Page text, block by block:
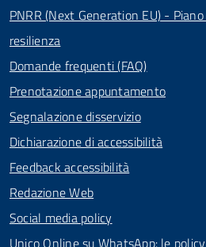
PNRR (Next Generation EU) -
resilienza
Domande frequenti (FAQ)
Prenotazione appuntamento
Segnalazione disservizio
Dichiarazione di accessibilità
Feedback accessibilità
Redazione Web
Social media policy
Unico Online su WhatsApp: le policy